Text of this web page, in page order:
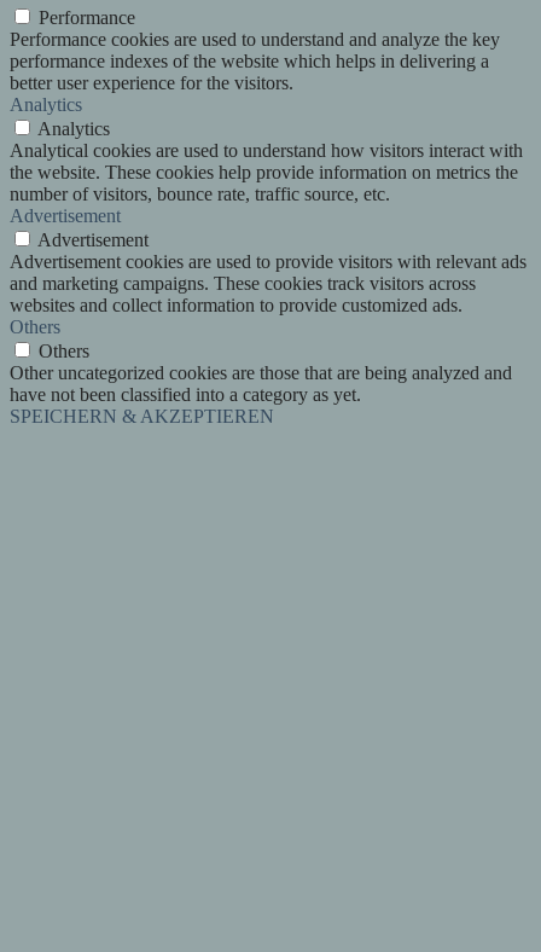
Performance
Performance cookies are used to understand and analyze the key
performance indexes of the website which helps in delivering a
better user experience for the visitors.
Analytics
Analytics
Analytical cookies are used to understand how visitors interact with
the website. These cookies help provide information on metrics the
number of visitors, bounce rate, traffic source, etc.
Advertisement
Advertisement
Advertisement cookies are used to provide visitors with relevant ads
and marketing campaigns. These cookies track visitors across
websites and collect information to provide customized ads.
Others
Others
Other uncategorized cookies are those that are being analyzed and
have not been classified into a category as yet.
SPEICHERN & AKZEPTIEREN